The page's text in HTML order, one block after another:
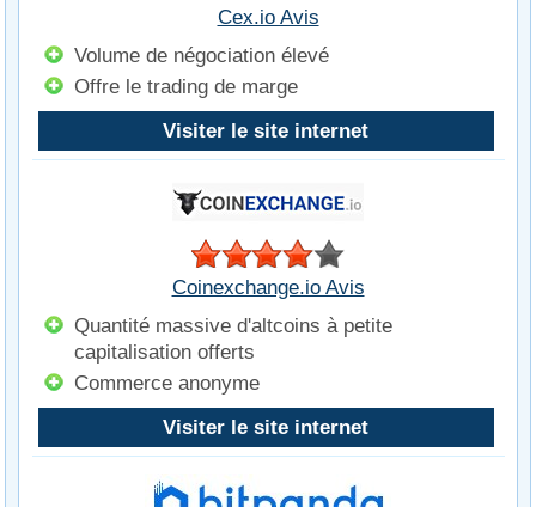
Cex.io Avis
Volume de négociation élevé
Offre le trading de marge
Visiter le site internet
Coinexchange.io Avis
Quantité massive d'altcoins à petite
capitalisation offerts
Commerce anonyme
Visiter le site internet